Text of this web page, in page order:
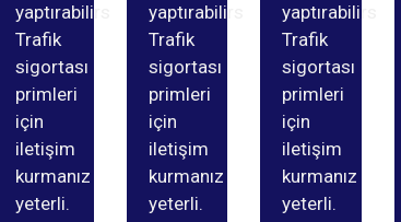
yaptırabilirsiniz.
Trafik
sigortası
primleri
için
iletişim
kurmanız
yeterli.
yaptırabilirsiniz.
Trafik
sigortası
primleri
için
iletişim
kurmanız
yeterli.
yaptırabilirsiniz.
Trafik
sigortası
primleri
için
iletişim
kurmanız
yeterli.